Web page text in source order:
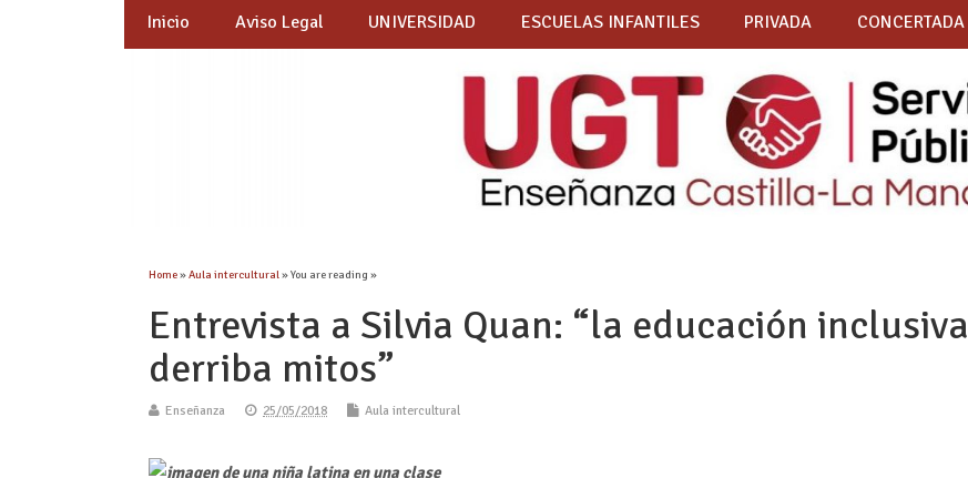
Inicio Aviso Legal UNIVERSIDAD ESCUELAS INFANTILES PRIVADA CONCERTADA
Home»Aula intercultural» You are reading »
Entrevista a Silvia Quan: “la educación inclusiva
derriba mitos”
Enseñanza 25/05/2018 Aula intercultural